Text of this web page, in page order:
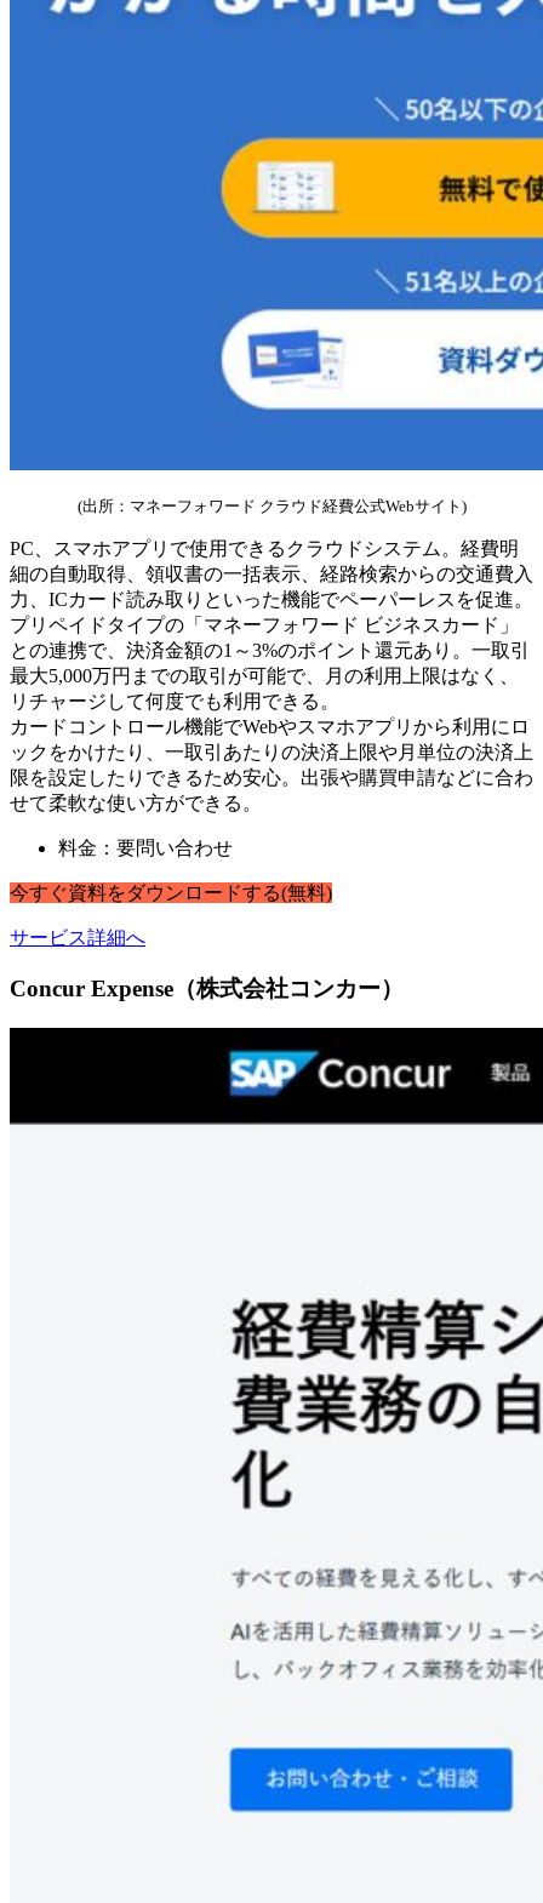
(出所：マネーフォワード クラウド経費公式Webサイト)
PC、スマホアプリで使用できるクラウドシステム。経費明
細の自動取得、領収書の一括表示、経路検索からの交通費入
力、ICカード読み取りといった機能でペーパーレスを促進。
プリペイドタイプの「マネーフォワード ビジネスカード」
との連携で、決済金額の1～3%のポイント還元あり。一取引
最大5,000万円までの取引が可能で、月の利用上限はなく、
リチャージして何度でも利用できる。
カードコントロール機能でWebやスマホアプリから利用にロ
ックをかけたり、一取引あたりの決済上限や月単位の決済上
限を設定したりできるため安心。出張や購買申請などに合わ
せて柔軟な使い方ができる。
料金：要問い合わせ
今すぐ資料をダウンロードする(無料)
サービス詳細へ
Concur Expense（株式会社コンカー）